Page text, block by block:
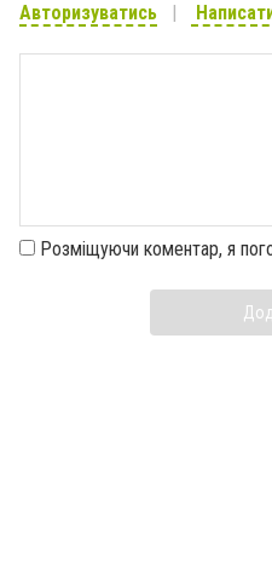
Авторизуватись
Розміщуючи коментар, я